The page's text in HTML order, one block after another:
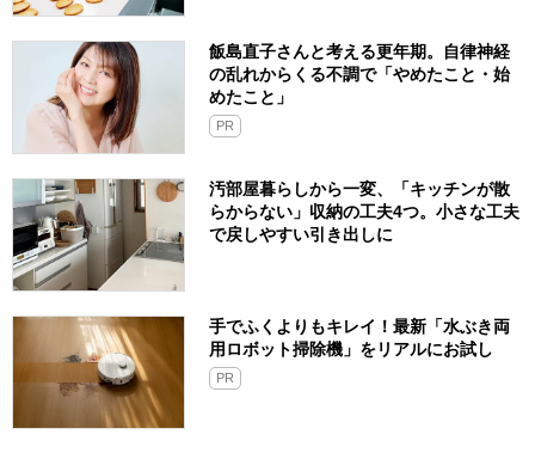
飯島直子さんと考える更年期。自律神経
の乱れからくる不調で「やめたこと・始
めたこと」
PR
汚部屋暮らしから一変、「キッチンが散
らからない」収納の工夫4つ。小さな工夫
で戻しやすい引き出しに
手でふくよりもキレイ！最新「水ぶき両
用ロボット掃除機」をリアルにお試し
PR